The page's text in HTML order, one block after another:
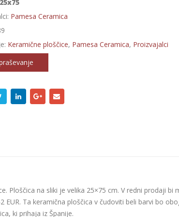
25x75
Pamesa Ceramica
Keramične ploščice, Pamesa Ceramica, Proizvajalci
Ploščica na sliki je velika 25×75 cm. V redni prodaji bi
EUR. Ta keramična ploščica v čudoviti beli barvi bo
ki prihaja iz Španije.